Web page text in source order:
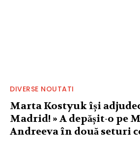
DIVERSE NOUTATI
Marta Kostyuk își
Madrid! » A depășit-o pe
Andreeva în două seturi